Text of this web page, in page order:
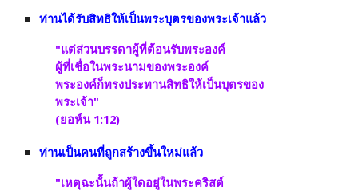
ท่านได้รับสิทธิให้เป็นพระบุตรของพระเจ้าแล้ว
"แต่ส่วนบรรดาผู้ที่ต้อนรับพระองค์
ผู้ที่เชื่อในพระนามของพระองค์
พระองค์ก็ทรงประทานสิทธิให้เป็นบุตรของ
พระเจ้า"
(ยอห์น 1:12)
ท่านเป็นคนที่ถูกสร้างขึ้นใหม่แล้ว
"เหตุฉะนั้นถ้าผู้ใดอยู่ในพระคริสต์